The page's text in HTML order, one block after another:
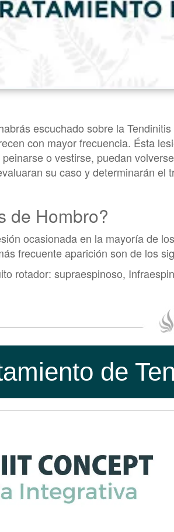
escuchado sobre la
con mayor frecuencia. Ésta
o vestirse, puedan
su caso y determinarán
de Hombro?
ocasionada en la mayoría de
frecuente aparición son de los
rotador: supraespinoso,
más comúnmente
tendón de bíceps largo. Si
de la
allá del codo generalmente
frontal de su hombro y en el
bajar el brazo.
el brazo.
la articulación.
de